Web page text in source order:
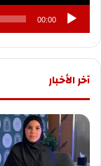
00:00
آخر الأخبار